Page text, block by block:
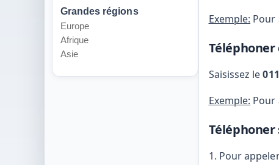
Grandes régions
Europe
Afrique
Asie
Exemple: Pour
Téléphoner
Saisissez le011
Exemple: Pour
Téléphoner
1. Pour